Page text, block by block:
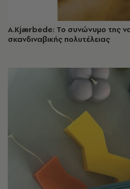
A.Kjærbede: Το συνώνυμο της
σκανδιναβικής πολυτέλειας